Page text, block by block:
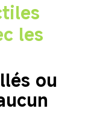
les
ou